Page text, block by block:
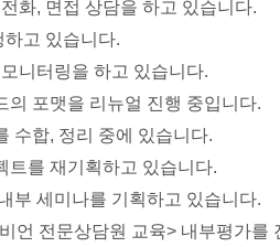
화, 면접 상담을 하고 있습니다.
고 있습니다.
니터링을 하고 있습니다.
의 포맷을 리뉴얼 진행 중입니다.
수합, 정리 중에 있습니다.
트를 재기획하고 있습니다.
부 세미나를 기획하고 있습니다.
언 전문상담원 교육> 내부평가를